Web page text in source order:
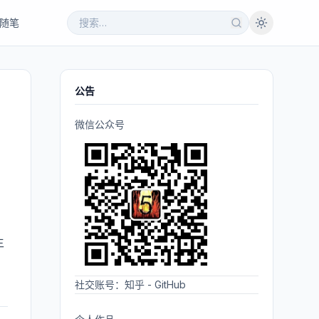
随笔
公告
微信公众号
社交账号： 知乎 - GitHub